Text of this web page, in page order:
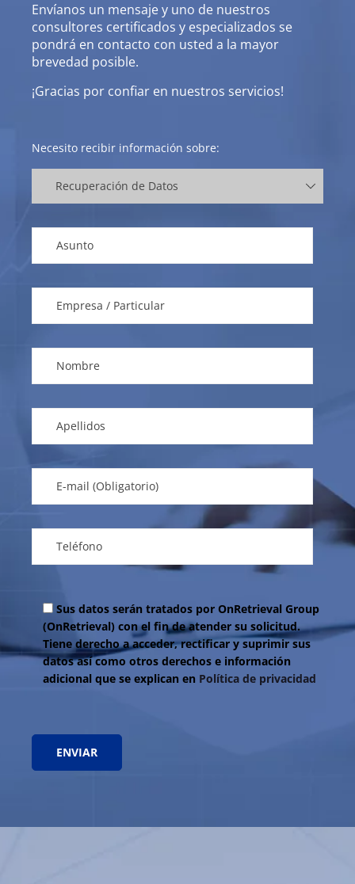
Envíanos un mensaje y uno de nuestros
consultores certificados y especializados se
pondrá en contacto con usted a la mayor
brevedad posible.
¡Gracias por confiar en nuestros servicios!
Necesito recibir información sobre:
Sus datos serán tratados por OnRetrieval Group
(OnRetrieval) con el fin de atender su solicitud.
Tiene derecho a acceder, rectificar y suprimir sus
datos así como otros derechos e información
adicional que se explican en Política de privacidad